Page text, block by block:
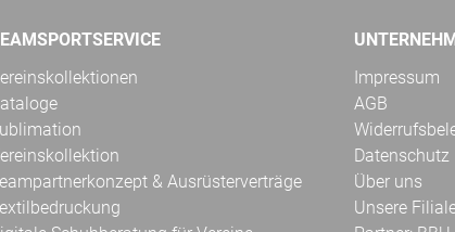
& Ausrüsterverträge
Impressum
AGB
Datenschutz
Über uns
Unsere